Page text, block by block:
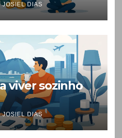
JOSIEL DIAS
viver sozinho
JOSIEL DIAS